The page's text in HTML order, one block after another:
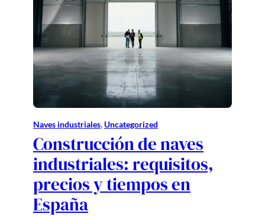
Naves industriales, Uncategorized
Construcción de naves
industriales: requisitos,
precios y tiempos en
España